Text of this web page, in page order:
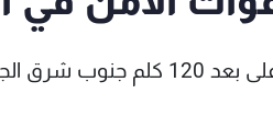
قتلت قوات الامن اربعة اسلاميين في منطقة